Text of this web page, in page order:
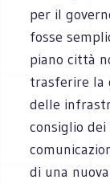
per il
fosse
piano città
trasferire la
delle
consiglio
di una